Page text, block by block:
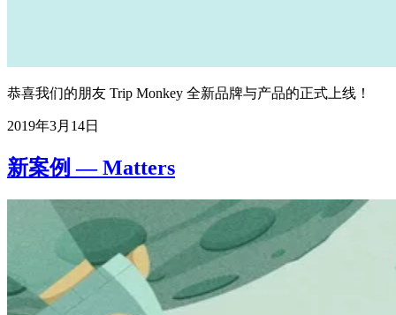
恭喜我们的朋友 Trip Monkey 全新品牌与产品的正式上线！
2019年3月14日
新案例 — Matters